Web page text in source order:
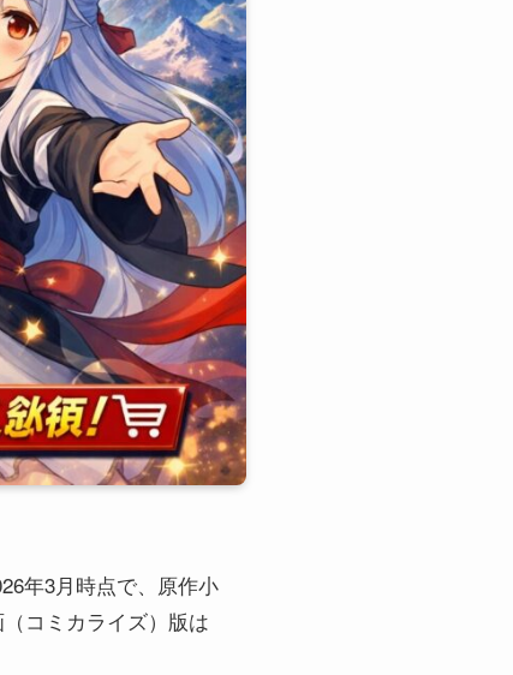
年3月時点で、原作小
コミカライズ）版は